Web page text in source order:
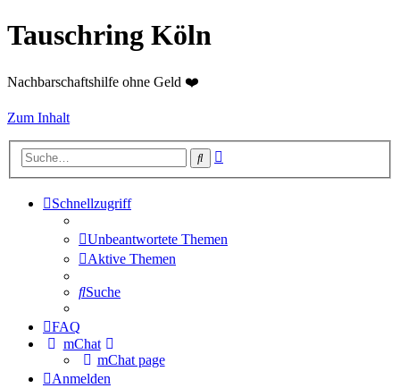
Tauschring Köln
Nachbarschaftshilfe ohne Geld ❤️
Zum Inhalt
Suche
Schnellzugriff
Unbeantwortete Themen
Aktive Themen
Suche
FAQ
mChat
mChat page
Anmelden